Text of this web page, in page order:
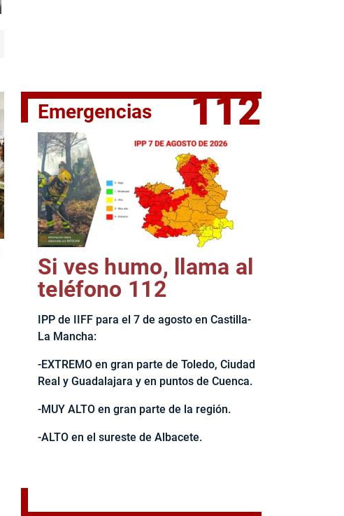
El jefe del Ejecutivo castellanomanchego, Emiliano García-
Emergencias 112
Si ves humo, llama al
teléfono 112
IPP de IIFF para el 7 de agosto en Castilla-
La Mancha:
-EXTREMO en gran parte de Toledo, Ciudad
Real y Guadalajara y en puntos de Cuenca.
-MUY ALTO en gran parte de la región.
-ALTO en el sureste de Albacete.